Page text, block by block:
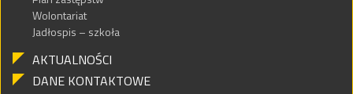
Wolontariat
Jadłospis – szkoła
AKTUALNOŚCI
DANE KONTAKTOWE